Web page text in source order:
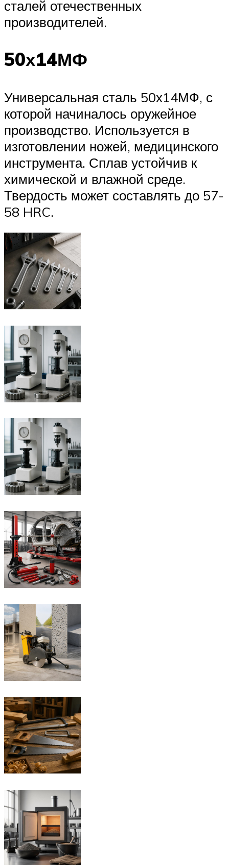
сталей отечественных
производителей.
50х14МФ
Универсальная сталь 50х14МФ, с
которой начиналось оружейное
производство. Используется в
изготовлении ножей, медицинского
инструмента. Сплав устойчив к
химической и влажной среде.
Твердость может составлять до 57-
58 HRC.